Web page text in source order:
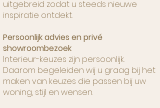
uitgebreid zodat u steeds nieuwe
inspiratie ontdekt.
Persoonlijk advies en privé
showroombezoek
Interieur-keuzes zijn persoonlijk.
Daarom begeleiden wij u graag bij het
maken van keuzes die passen bij uw
woning, stijl en wensen.